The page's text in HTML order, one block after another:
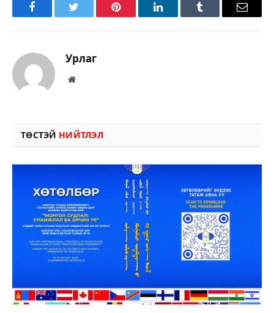
FacebookTwitter Pinterest LinkedInTumblr Имэйл
Урлаг
Вэбсайт
ТӨСТЭЙ НИЙТЛЭЛ